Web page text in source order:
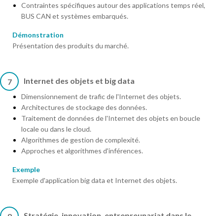
Contraintes spécifiques autour des applications temps réel,
BUS CAN et systèmes embarqués.
Démonstration
Présentation des produits du marché.
7 Internet des objets et big data
Dimensionnement de trafic de l'Internet des objets.
Architectures de stockage des données.
Traitement de données de l'Internet des objets en boucle
locale ou dans le cloud.
Algorithmes de gestion de complexité.
Approches et algorithmes d'inférences.
Exemple
Exemple d'application big data et Internet des objets.